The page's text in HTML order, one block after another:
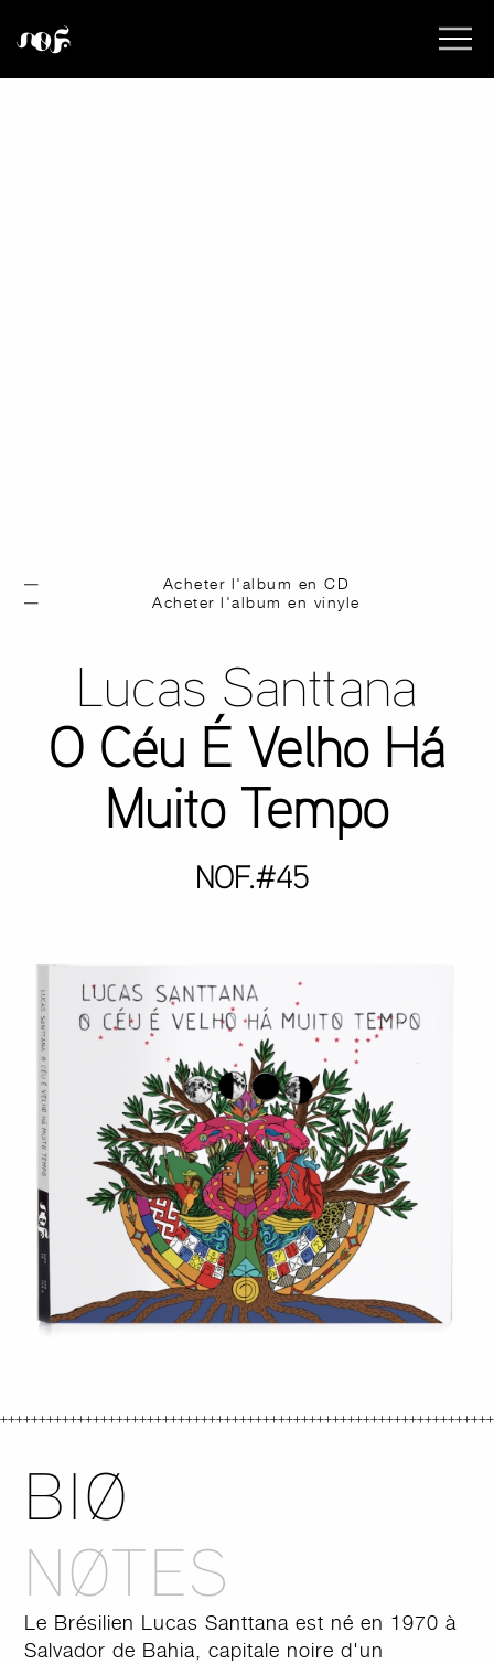
Acheter l'album en CD
Acheter l'album en vinyle
Lucas Santtana
O Céu É Velho Há
Muito Tempo
NOF.#45
BIØ
NØTES
Le Brésilien Lucas Santtana est né en 1970 à
Salvador de Bahia, capitale noire d'un